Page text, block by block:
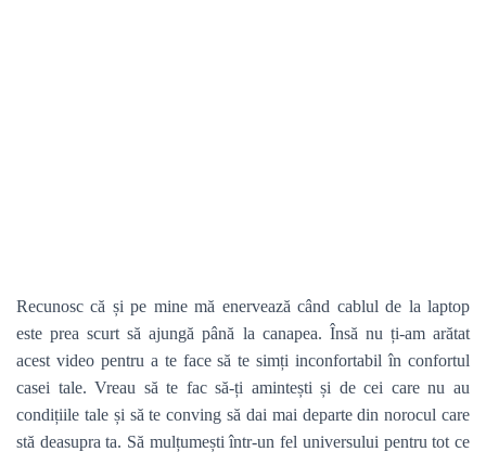
Recunosc că și pe mine mă enervează când cablul de la laptop
este prea scurt să ajungă până la canapea. Însă nu ți-am arătat
acest video pentru a te face să te simți inconfortabil în confortul
casei tale. Vreau să te fac să-ți amintești și de cei care nu au
condițiile tale și să te conving să dai mai departe din norocul care
stă deasupra ta. Să mulțumești într-un fel universului pentru tot ce